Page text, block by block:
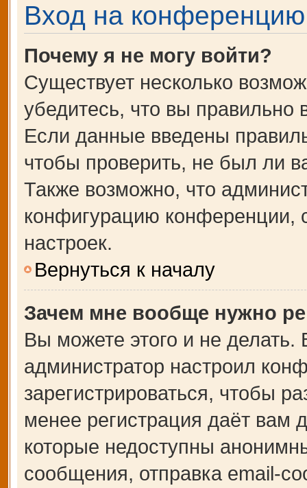
Вход на конференцию
Почему я не могу войти?
Существует несколько
убедитесь, что вы правильно
Если данные введены
чтобы проверить, не был ли
Также возможно, что
конфигурацию конференции,
настроек.
Вернуться к началу
Зачем мне вообще нужно
Вы можете этого и не делать.
администратор настроил
зарегистрироваться, чтобы
менее регистрация даёт вам
которые недоступны
сообщения, отправка email-